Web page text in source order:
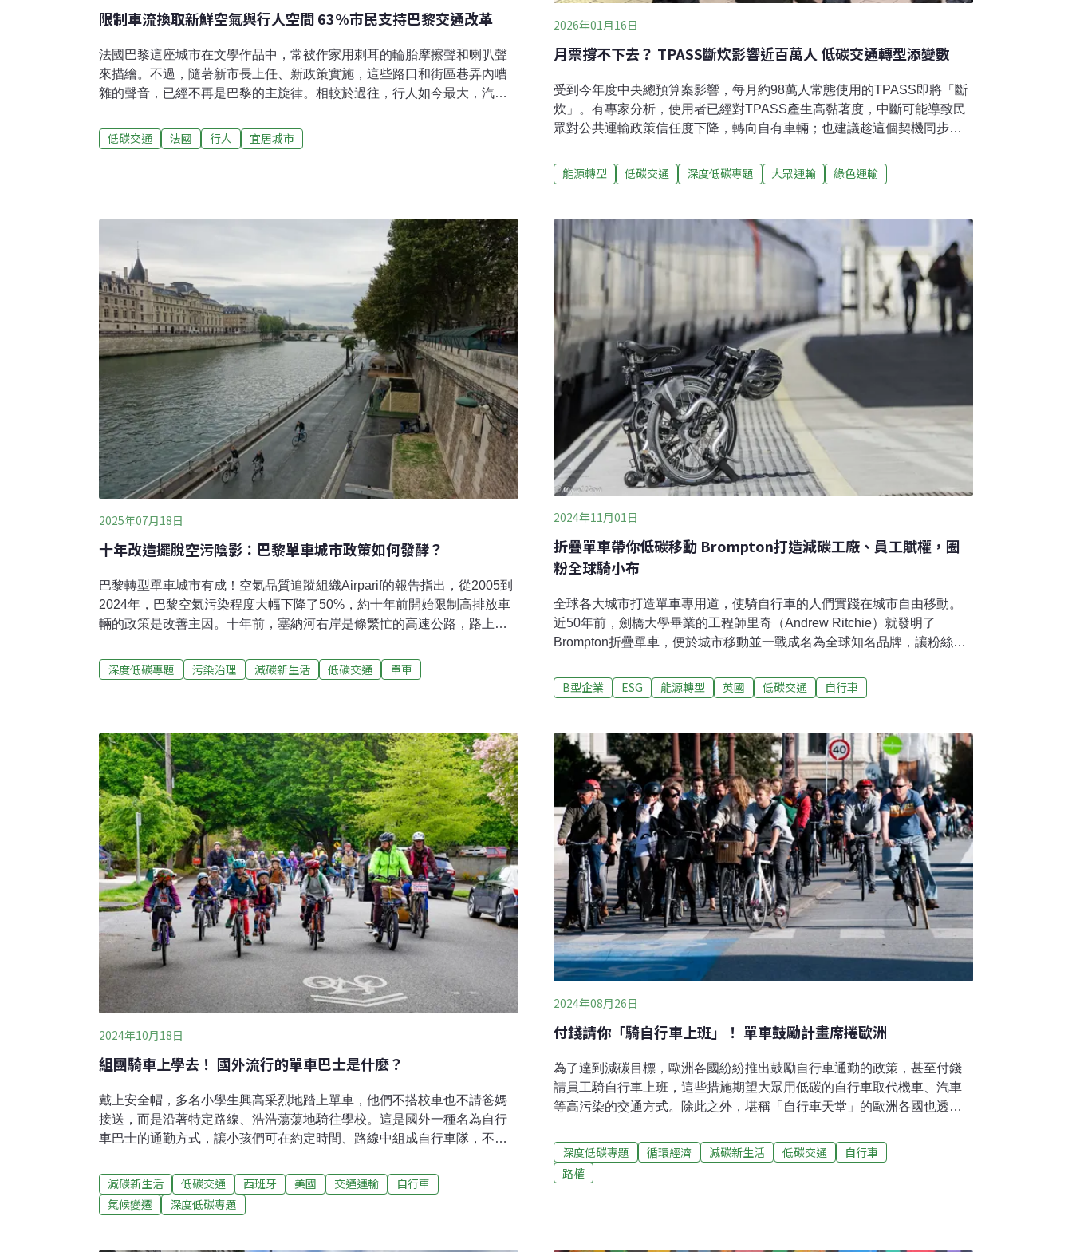
限制車流換取新鮮空氣與行人空間 63%市民支持巴黎交通改革
法國巴黎這座城市在文學作品中，常被作家用刺耳的輪胎摩擦聲和喇叭聲
來描繪。不過，隨著新市長上任、新政策實施，這些路口和街區巷弄內嘈
雜的聲音，已經不再是巴黎的主旋律。相較於過往，行人如今最大，汽車
會感到十分驚艷。老巴黎走向綠色轉型，搖身一變「人本城市」過往的巴
黎，是個充滿汽車的城市。幾十年前的巴士底廣場前幾乎沒有樹木，只有
震動。從車本走向人本，巴士底廣場大幅縮減了汽車使用的空間，以寬廣
的人行道、自行車道、綠地取而代之。根據《彭博社》（Bloomberg）報
導，巴士底廣場共計新種了50棵樹及新增7000平方公尺的行人與自行車空
間。現在，遊客
低碳交通 法國 行人 宜居城市
2026年01月16日
月票撐不下去？ TPASS斷炊影響近百萬人 低碳交通轉型添變數
受到今年度中央總預算案影響，每月約98萬人常態使用的TPASS即將「斷
炊」。有專家分析，使用者已經對TPASS產生高黏著度，中斷可能導致民
眾對公共運輸政策信任度下降，轉向自有車輛；也建議趁這個契機同步盤
後一哩路」（Last Mile）。近百萬人常態使用TPASS 帶動公共運輸用量提
升行政院通勤月票TPASS自2023年7月上路，深受通勤族青睞，但相關預
行計畫」，2026至2029年編列363.8億元，其中包含今（2026）年度75億
元。不過立法院在野黨憑藉人數優勢杯葛審查，到目前未開始審議今年度
中央政府總預算案，相關經費無法動支，TPASS可能面臨「斷炊」窘境。
TPASS推出至今已有20個縣市參與、推出29種定期票方案，累計約有1913
萬人次加值購買，使用
能源轉型 低碳交通 深度低碳專題 大眾運輸 綠色運輸
2025年07月18日
十年改造擺脫空污陰影：巴黎單車城市政策如何發酵？
巴黎轉型單車城市有成！空氣品質追蹤組織Airparif的報告指出，從2005到
2024年，巴黎空氣污染程度大幅下降了50%，約十年前開始限制高排放車
輛的政策是改善主因。十年前，塞納河右岸是條繁忙的高速公路，路上總
道，可以散步、騎單車、溜滑板，兒童能自在嬉戲，大人可以在露天咖啡
館悠閒的喝下午茶，生活品質大為提升。「在巴黎騎單車的感覺真是太棒
城市，巴黎轉型為單車城市的腳步格外飛快。巴黎市長伊達爾戈（Anne
Hidalgo）以「2026年讓巴黎100%適合騎單車」為目標，2014年上任後，
不僅讓超過100條道路禁止汽車通行，廢除上萬個停車位，更增建了數百公
里的單車道。如今，在巴黎騎單車的人比
深度低碳專題 污染治理 減碳新生活 低碳交通 單車
2024年11月01日
折疊單車帶你低碳移動 Brompton打造減碳工廠、員工賦權，圈
粉全球騎小布
全球各大城市打造單車專用道，使騎自行車的人們實踐在城市自由移動。
近50年前，劍橋大學畢業的工程師里奇（Andrew Ritchie）就發明了
Brompton折疊單車，便於城市移動並一戰成名為全球知名品牌，讓粉絲暱
續的城市低碳移動自由！Brompton連二十幾年有機成長每年約達20%，
2023年營業額1.294 億英鎊（約新台幣53億元），稅前利潤從730萬英鎊成
單車店通路。目前全球約有805名員工，每天平均手工生產約280輛單車，
年產量約10萬輛，出口到46個國家，生產線都由AI技術監督。在全球單車
製造幾乎被亞洲國家所取代的當下，Brompton難能可貴的成為英國單車製
造商之一。Brompton標誌性的3折疊自行車優於競爭者，可在20秒內折疊
後變成一
B型企業 ESG 能源轉型 英國 低碳交通 自行車
2024年10月18日
組團騎車上學去！ 國外流行的單車巴士是什麼？
戴上安全帽，多名小學生興高采烈地踏上單車，他們不搭校車也不請爸媽
接送，而是沿著特定路線、浩浩蕩蕩地騎往學校。這是國外一種名為自行
車巴士的通勤方式，讓小孩們可在約定時間、路線中組成自行車隊，不僅
五，就讀美國奧克拉荷馬州威爾羅傑斯小學四年級的西斯（Seth
Magnusson）就會特別勤快，一大早就把上學要用的文具、午餐、點心照
著清單一樣樣準備好。背上書包、綁好鞋帶後，西斯不是去搭校車或讓爸
減碳新生活 低碳交通 西班牙 美國 交通運輸
自行車
氣候變遷
深度低碳專題
2024年08月26日
付錢請你「騎自行車上班」！ 單車鼓勵計畫席捲歐洲
為了達到減碳目標，歐洲各國紛紛推出鼓勵自行車通勤的政策，甚至付錢
請員工騎自行車上班，這些措施期望大眾用低碳的自行車取代機車、汽車
等高污染的交通方式。除此之外，堪稱「自行車天堂」的歐洲各國也透過
勤。世界的「自行車天堂」在歐洲歐洲是全世界單車友善環境最佳的地區
之一，根據德國保險公司Luko於2022年在全球90個城市進行的調查，全球
前十大自行車友善城市中，歐洲就占了九個，第一名是荷蘭的烏特勒支，
深度低碳專題 循環經濟 減碳新生活 低碳交通
自行車
路權